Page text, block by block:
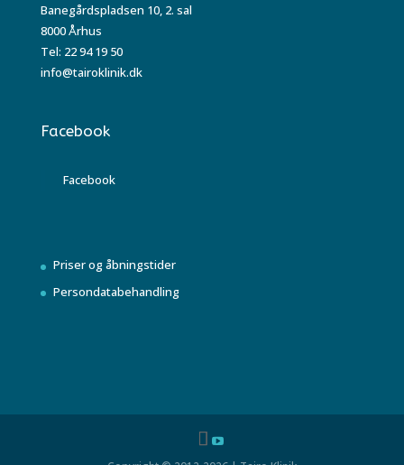
Banegårdspladsen 10, 2. sal
8000 Århus
Tel: 22 94 19 50
info@tairoklinik.dk
Facebook
Facebook
Priser og åbningstider
Persondatabehandling